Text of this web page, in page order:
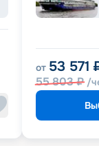
от 53 571
55 803₽ /